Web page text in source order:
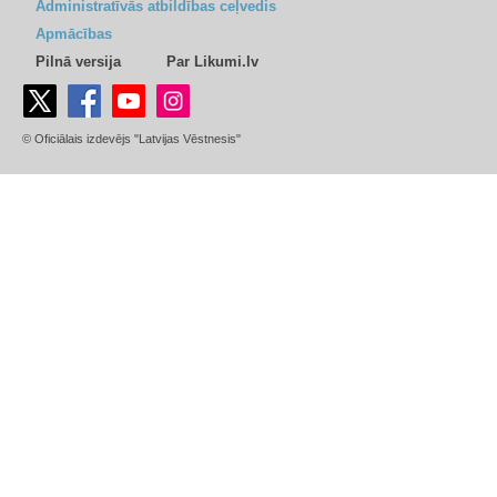
Administratīvās atbildības ceļvedis
Apmācības
Pilnā versija
Par Likumi.lv
© Oficiālais izdevējs "Latvijas Vēstnesis"